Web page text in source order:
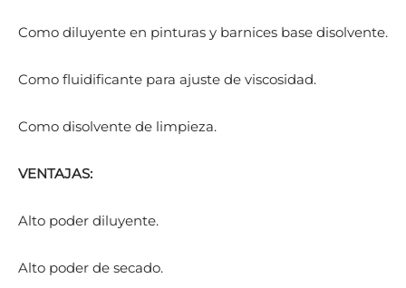
Como diluyente en pinturas y barnices base disolvente.
Como fluidificante para ajuste de viscosidad.
Como disolvente de limpieza.
VENTAJAS:
Alto poder diluyente.
Alto poder de secado.